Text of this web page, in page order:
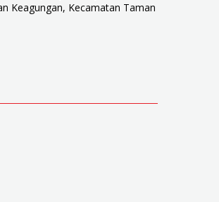
Keagungan, Kecamatan Taman